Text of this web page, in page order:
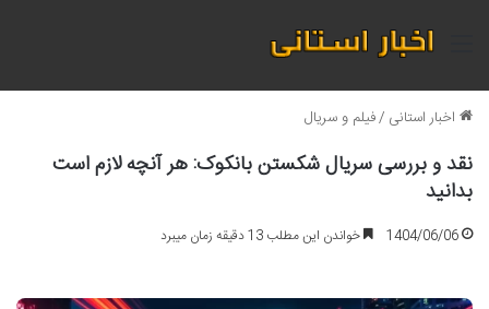
منو
اخبار استانی /فیلم و سریال
نقد و بررسی سریال شکستن بانکوک: هر آنچه لازم است
بدانید
1404/06/06 خواندن این مطلب 13 دقیقه زمان میبرد